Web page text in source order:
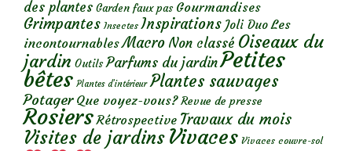
des plantes Garden faux pas Gourmandises
Grimpantes Insectes Inspirations Joli Duo Les
incontournables Macro Non classé Oiseaux du
jardin Outils Parfums du jardinPetites
bêtes Plantes d’intérieur Plantes sauvages
Potager Que voyez-vous? Revue de presse
Rosiers Rétrospective Travaux du mois
Visites de jardins Vivaces Vivaces couvre-sol